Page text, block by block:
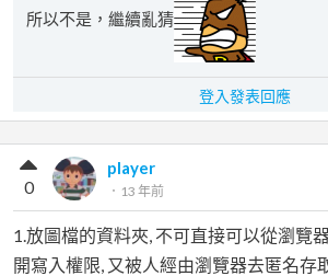
所以不是，繼續亂猜
登入發表回應
player
． 13 年前
0
1.放圖檔的資料夾, 不可直接可以從瀏覽
開寫入權限, 又被人經由瀏覽器去匿名存